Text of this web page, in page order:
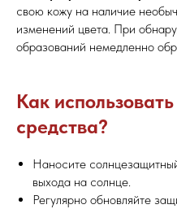
свою кожу на наличие
изменений цвета. При
образований немедленно
Как
средства?
Наносите
выхода на солнце.
Регулярно обновляйте